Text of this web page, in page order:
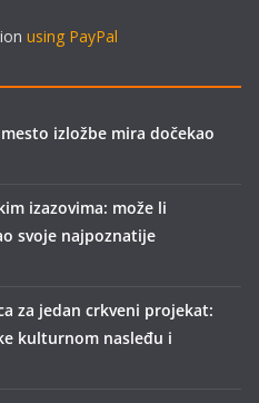
using PayPal
izložbe mira dočekao
izazovima: može li
svoje najpoznatije
za jedan crkveni projekat:
kulturnom nasleđu i